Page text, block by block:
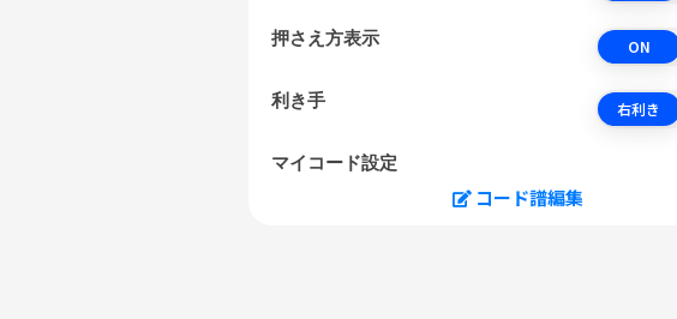
押さえ方表示 ON
利き手 右利き
マイコード設定
コード譜編集